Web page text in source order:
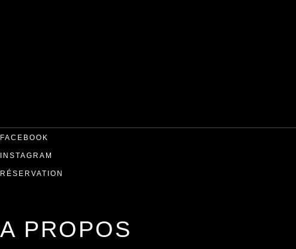
FACEBOOK
INSTAGRAM
RÉSERVATION
A PROPOS